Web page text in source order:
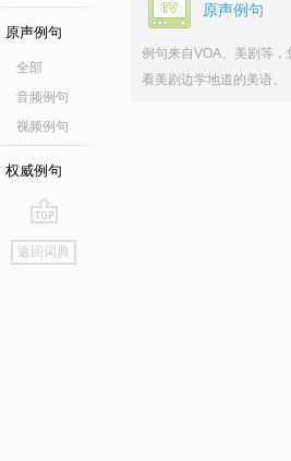
原声例句
全部
音频例句
视频例句
权威例句
go
top
返回词典
原声例句
例句来自VOA、美剧等，
看美剧边学地道的美语。